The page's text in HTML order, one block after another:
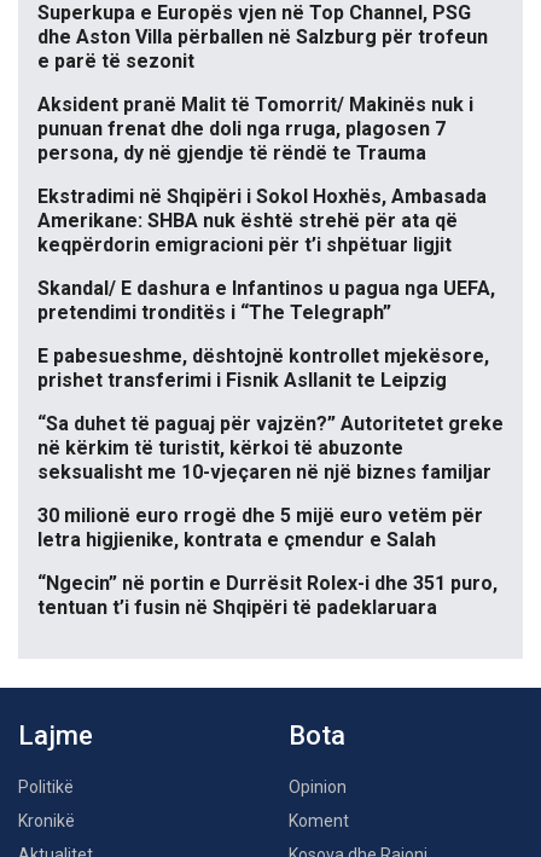
Superkupa e Europës vjen në Top Channel, PSG
dhe Aston Villa përballen në Salzburg për trofeun
e parë të sezonit
Aksident pranë Malit të Tomorrit/ Makinës nuk i
punuan frenat dhe doli nga rruga, plagosen 7
persona, dy në gjendje të rëndë te Trauma
Ekstradimi në Shqipëri i Sokol Hoxhës, Ambasada
Amerikane: SHBA nuk është strehë për ata që
keqpërdorin emigracioni për t’i shpëtuar ligjit
Skandal/ E dashura e Infantinos u pagua nga UEFA,
pretendimi tronditës i “The Telegraph”
E pabesueshme, dështojnë kontrollet mjekësore,
prishet transferimi i Fisnik Asllanit te Leipzig
“Sa duhet të paguaj për vajzën?” Autoritetet greke
në kërkim të turistit, kërkoi të abuzonte
seksualisht me 10-vjeçaren në një biznes familjar
30 milionë euro rrogë dhe 5 mijë euro vetëm për
letra higjienike, kontrata e çmendur e Salah
“Ngecin” në portin e Durrësit Rolex-i dhe 351 puro,
tentuan t’i fusin në Shqipëri të padeklaruara
Lajme
Politikë
Kronikë
Bota
Opinion
Koment